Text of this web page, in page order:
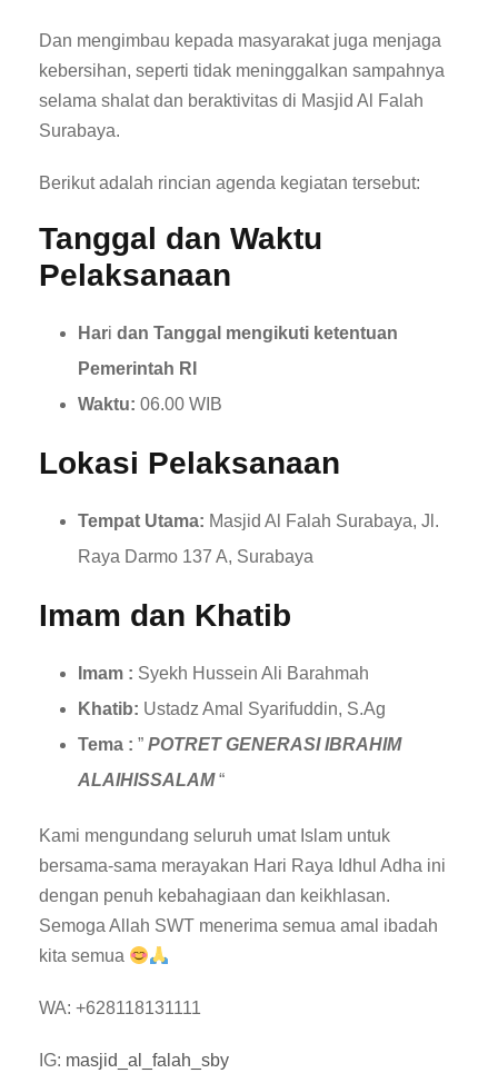
Dan mengimbau kepada masyarakat juga menjaga
kebersihan, seperti tidak meninggalkan sampahnya
selama shalat dan beraktivitas di Masjid Al Falah
Surabaya.
Berikut adalah rincian agenda kegiatan tersebut:
Tanggal dan Waktu
Pelaksanaan
Hari dan Tanggal mengikuti ketentuan
Pemerintah RI
Waktu: 06.00 WIB
Lokasi Pelaksanaan
Tempat Utama: Masjid Al Falah Surabaya, Jl.
Raya Darmo 137 A, Surabaya
Imam dan Khatib
Imam : Syekh Hussein Ali Barahmah
Khatib: Ustadz Amal Syarifuddin, S.Ag
Tema : ” POTRET GENERASI IBRAHIM
ALAIHISSALAM“
Kami mengundang seluruh umat Islam untuk
bersama-sama merayakan Hari Raya Idhul Adha ini
dengan penuh kebahagiaan dan keikhlasan.
Semoga Allah SWT menerima semua amal ibadah
kita semua
WA: +628118131111
IG: masjid_al_falah_sby